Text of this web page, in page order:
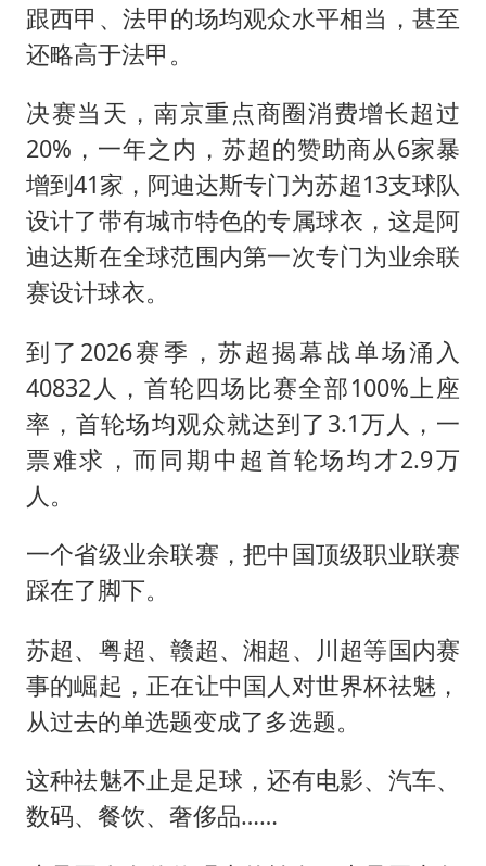
跟西甲、法甲的场均观众水平相当，甚至
还略高于法甲。
决赛当天，南京重点商圈消费增长超过
20%，一年之内，苏超的赞助商从6家暴
增到41家，阿迪达斯专门为苏超13支球队
设计了带有城市特色的专属球衣，这是阿
迪达斯在全球范围内第一次专门为业余联
赛设计球衣。
到了2026赛季，苏超揭幕战单场涌入
40832人，首轮四场比赛全部100%上座
率，首轮场均观众就达到了3.1万人，一
票难求，而同期中超首轮场均才2.9万
人。
一个省级业余联赛，把中国顶级职业联赛
踩在了脚下。
苏超、粤超、赣超、湘超、川超等国内赛
事的崛起，正在让中国人对世界杯祛魅，
从过去的单选题变成了多选题。
这种祛魅不止是足球，还有电影、汽车、
数码、餐饮、奢侈品……